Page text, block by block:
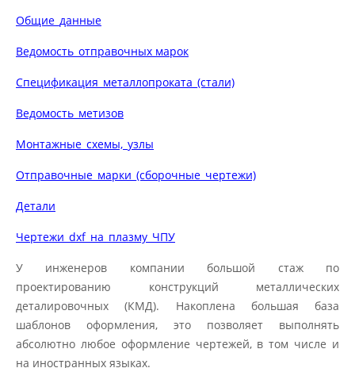
Общие_данные
Ведомость_отправочных марок
Спецификация_металлопроката_(стали)
Ведомость_метизов
Монтажные_схемы,_узлы
Отправочные_марки_(сборочные_чертежи)
Детали
Чертежи_dxf_на_плазму_ЧПУ
У инженеров компании большой стаж по
проектированию конструкций металлических
деталировочных (КМД). Накоплена большая база
шаблонов оформления, это позволяет выполнять
абсолютно любое оформление чертежей, в том числе и
на иностранных языках.